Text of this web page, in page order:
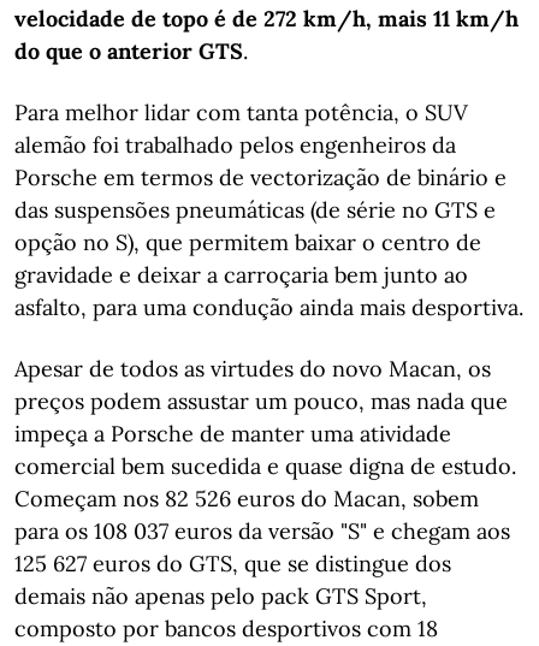
velocidade de topo é de 272 km/h, mais 11 km/h
do que o anterior GTS.
Para melhor lidar com tanta potência, o SUV
alemão foi trabalhado pelos engenheiros da
Porsche em termos de vectorização de binário e
das suspensões pneumáticas (de série no GTS e
opção no S), que permitem baixar o centro de
gravidade e deixar a carroçaria bem junto ao
asfalto, para uma condução ainda mais desportiva.
Apesar de todos as virtudes do novo Macan, os
preços podem assustar um pouco, mas nada que
impeça a Porsche de manter uma atividade
comercial bem sucedida e quase digna de estudo.
Começam nos 82 526 euros do Macan, sobem
para os 108 037 euros da versão "S" e chegam aos
125 627 euros do GTS, que se distingue dos
demais não apenas pelo pack GTS Sport,
composto por bancos desportivos com 18